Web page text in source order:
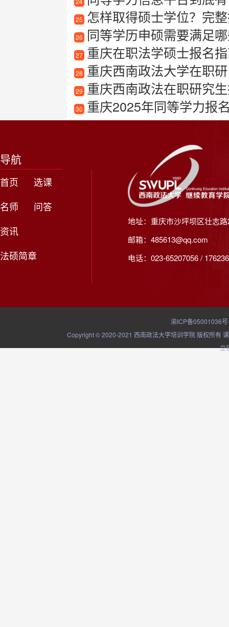
25 怎样取得硕士学位？完
26 同等学历申硕需要满足
27 重庆在职法学硕士报名
28 重庆西南政法大学在职研
29 重庆西南政法在职研究
30 重庆2025年同等学力报
导航
首页
选课
名师
问答
资讯
法硕简章
地址：重庆市沙坪坝区壮志
邮箱：485613@qq.com
电话：023-65207056 /
渝ICP备05001036
Copyright © 2020-2021 西南政法大学培训学院 版权所有
立